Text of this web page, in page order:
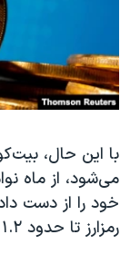
با این حال،
می‌شود، از ماه
خود را از دست
رمزارز تا حدود ۱.۲ هزار میلیارد دلار شد.